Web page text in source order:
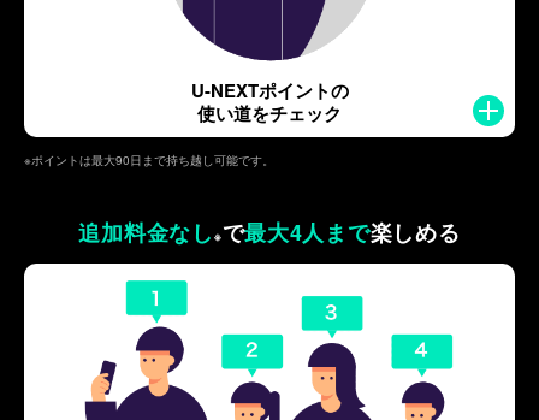
U-NEXTポイントの
使い道をチェック
※ポイントは最大90日まで持ち越し可能です。
追加料金なし ※で最大4人まで楽しめる